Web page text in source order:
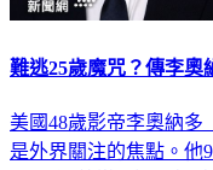
難逃25歲魔咒？傳李奧
美國48歲影帝李奧納多
是外界關注的焦點。他